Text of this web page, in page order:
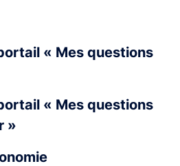
« Mes questions
« Mes questions
»